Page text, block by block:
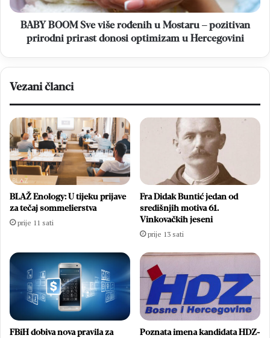
pozitivan
prirodni
prirast
Hercegovini
BABY BOOM Sve više rođenih u Mostaru – pozitivan
prirodni prirast donosi optimizam u Hercegovini
Vezani članci
BLAŽ Enology: U tijeku prijave
za tečaj sommelierstva
prije 11 sati
Fra Didak Buntić jedan od
središnjih motiva 61.
Vinkovačkih jeseni
prije 13 sati
FBiH dobiva nova pravila za
Poznata imena kandidata HDZ-